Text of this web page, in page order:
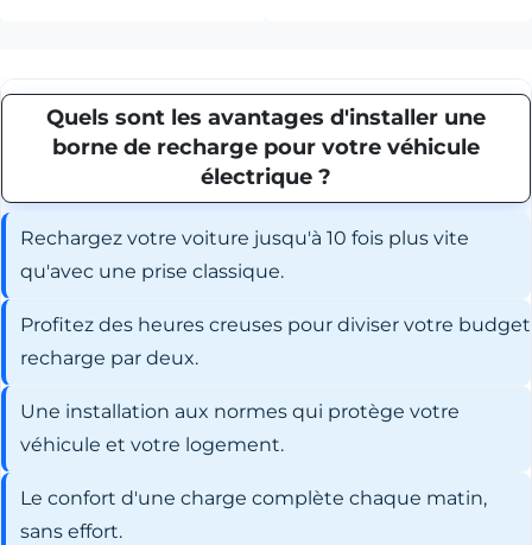
Quels sont les avantages d'installer une
borne de recharge pour votre véhicule
électrique ?
Rechargez votre voiture jusqu'à 10 fois plus vite
qu'avec une prise classique.
Profitez des heures creuses pour diviser votre budget
recharge par deux.
Une installation aux normes qui protège votre
véhicule et votre logement.
Le confort d'une charge complète chaque matin,
sans effort.